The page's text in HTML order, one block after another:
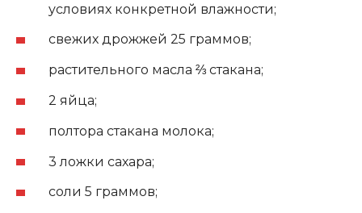
условиях конкретной влажности;
свежих дрожжей 25 граммов;
растительного масла ⅔ стакана;
2 яйца;
полтора стакана молока;
3 ложки сахара;
соли 5 граммов;